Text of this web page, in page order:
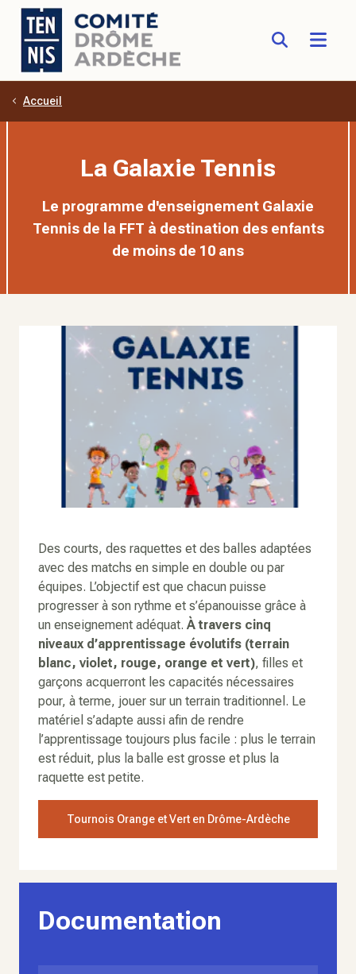
Aller au contenu principal
Accueil
La Galaxie Tennis
Le programme d'enseignement Galaxie
Tennis de la FFT à destination des enfants
de moins de 10 ans
Des courts, des raquettes et des balles adaptées
avec des matchs en simple en double ou par
équipes. L’objectif est que chacun puisse
progresser à son rythme et s’épanouisse grâce à
un enseignement adéquat. À travers cinq
niveaux d’apprentissage évolutifs (terrain
blanc, violet, rouge, orange et vert), filles et
garçons acquerront les capacités nécessaires
pour, à terme, jouer sur un terrain traditionnel. Le
matériel s’adapte aussi afin de rendre
l’apprentissage toujours plus facile : plus le terrain
est réduit, plus la balle est grosse et plus la
raquette est petite.
Tournois Orange et Vert en Drôme-Ardèche
Documentation